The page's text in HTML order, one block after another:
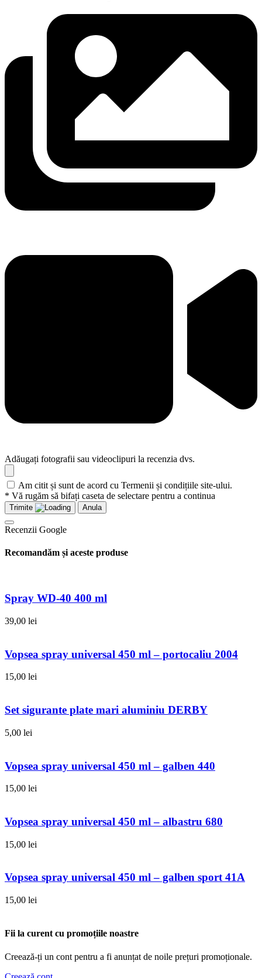
Adăugați fotografii sau videoclipuri la recenzia dvs.
Am citit și sunt de acord cu Termenii și condițiile site-ului.
* Vă rugăm să bifați caseta de selectare pentru a continua
Trimite Anula
Recenzii Google
Recomandăm și aceste produse
Spray WD-40 400 ml
39,00 lei
Vopsea spray universal 450 ml – portocaliu 2004
15,00 lei
Set sigurante plate mari aluminiu DERBY
5,00 lei
Vopsea spray universal 450 ml – galben 440
15,00 lei
Vopsea spray universal 450 ml – albastru 680
15,00 lei
Vopsea spray universal 450 ml – galben sport 41A
15,00 lei
Fii la curent cu promoțiile noastre
Creează-ți un cont pentru a fi anunțat de noile prețuri promoționale.